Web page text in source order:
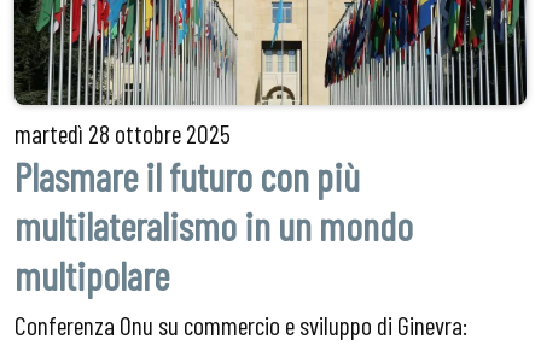
martedì 28 ottobre 2025
Plasmare il futuro con più
multilateralismo in un mondo
multipolare
Conferenza Onu su commercio e sviluppo di Ginevra: